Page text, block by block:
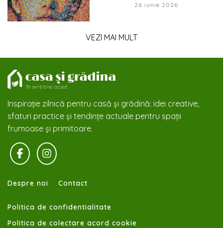
26 iunie 2026
VEZI MAI MULT
Inspirație zilnică pentru casă și grădină: idei creative,
sfaturi practice și tendințe actuale pentru spații
frumoase și primitoare.
Despre noi Contact
Politica de confidentialitate
Politica de colectare acord cookie